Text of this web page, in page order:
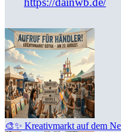
🎨✨ Kreativmarkt auf dem